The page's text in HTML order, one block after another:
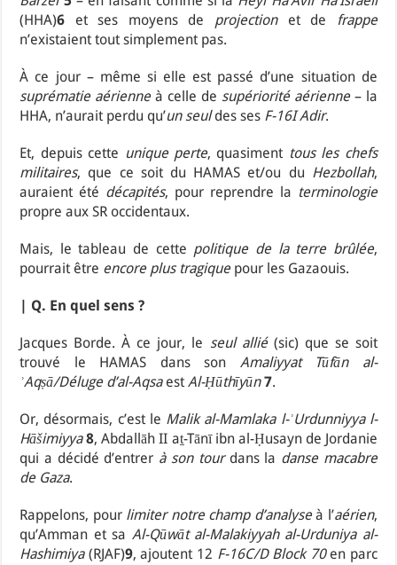
(HHA)6 et ses moyens de projectionet de
frappe
n’existaient tout simplement pas.
À ce jour – même si elle est passé d’une situation de
suprématie aérienneà celle de supériorité aérienne– la
HHA, n’aurait perdu qu’un seuldes ses F-16I Adir.
Et, depuis cette unique perte, quasiment tous les chefs
militaires, que ce soit du HAMAS et/ou du Hezbollah,
auraient été décapités, pour reprendre la terminologie
propre aux SR occidentaux.
Mais, le tableau de cette politique de la terre brûlée,
pourrait être encore plus tragiquepour les Gazaouis.
| Q. En quel sens ?
Jacques Borde. À ce jour, le seul allié(sic) que se soit
trouvé le HAMAS dans son Amaliyyat Tūfān al-
ʾAqṣā/Déluge d’al-AqsaestAl-Ḥūthīyūn 7.
Or, désormais, c’est le Malik al-Mamlaka l-ʾUrdunniyya l-
Hāšimiyya 8, Abdallāh II aṯ-Tānī ibn al-Ḥusayn de Jordanie
qui a décidé d’entrer à son tourdans la danse macabre
de Gaza.
Rappelons, pour limiter notre champ d’analyseà l’aérien,
qu’Amman et sa Al-Qūwāt al-Malakiyyah al-Urduniya al-
Hashimiya(RJAF)9, ajoutent 12 F-16C/D Block 70en parc